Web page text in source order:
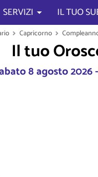
SERVIZI IL TUO
Capricorno
Il tuo
8 agosto 2026